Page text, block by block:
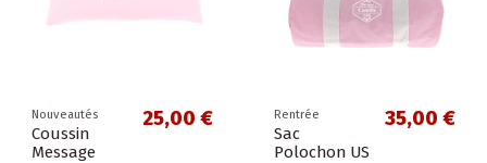
Nouveautés
Coussin
Message
25,00 € Rentrée
Sac
Polochon US
35,00 €